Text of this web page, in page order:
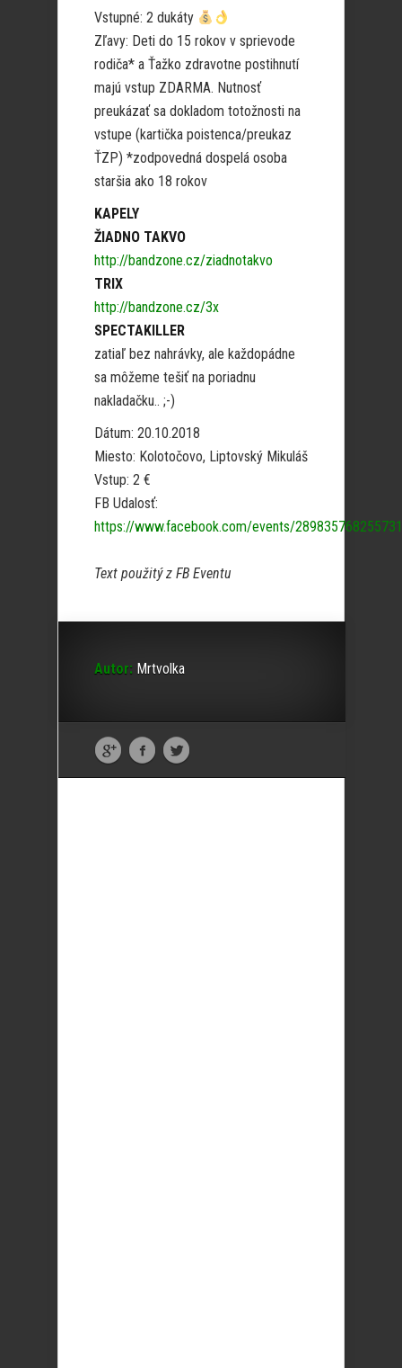
Vstupné: 2 dukáty
Zľavy: Deti do 15 rokov v sprievode
rodiča* a Ťažko zdravotne postihnutí
majú vstup ZDARMA. Nutnosť
preukázať sa dokladom totožnosti na
vstupe (kartička poistenca/preukaz
ŤZP) *zodpovedná dospelá osoba
staršia ako 18 rokov
KAPELY
ŽIADNO TAKVO
http://bandzone.cz/ziadnotakvo
TRIX
http://bandzone.cz/3x
SPECTAKILLER
zatiaľ bez nahrávky, ale každopádne
sa môžeme tešiť na poriadnu
nakladačku.. ;-)
Dátum: 20.10.2018
Miesto: Kolotočovo, Liptovský Mikuláš
Vstup: 2 €
FB Udalosť:
https://www.facebook.com/events/
Text použitý z FB Eventu
Autor: Mrtvolka